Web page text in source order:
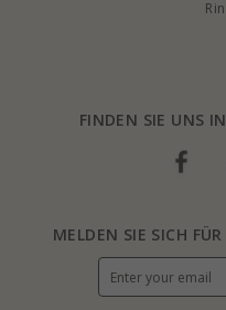
FINDEN SIE UNS
MELDEN SIE SICH